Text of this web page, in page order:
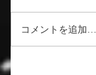
コメントを追加…